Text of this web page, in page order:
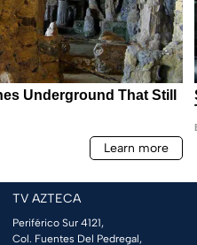
TV AZTECA
Periférico Sur 4121,
Col. Fuentes Del Pedregal,